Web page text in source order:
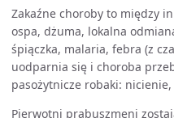
Zakaźne choroby to między
ospa, dżuma, lokalna
śpiączka, malaria, febra (z
uodparnia się i choroba
pasożytnicze robaki:
Pierwotni prabuszmeni